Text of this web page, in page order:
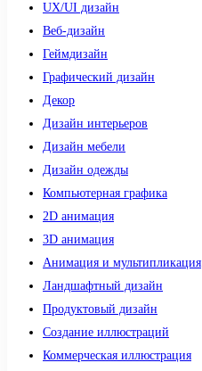
UX/UI дизайн
Веб-дизайн
Геймдизайн
Графический дизайн
Декор
Дизайн интерьеров
Дизайн мебели
Дизайн одежды
Компьютерная графика
2D анимация
3D анимация
Анимация и мультипликация
Ландшафтный дизайн
Продуктовый дизайн
Создание иллюстраций
Коммерческая иллюстрация